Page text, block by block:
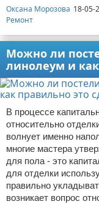
Оксана Морозова 18-05-
Ремонт
Можно ли
линолеум и
В процессе
относительно
волнует именно
многие мастера
для пола - это
для отделки
правильно
возникает вопрос